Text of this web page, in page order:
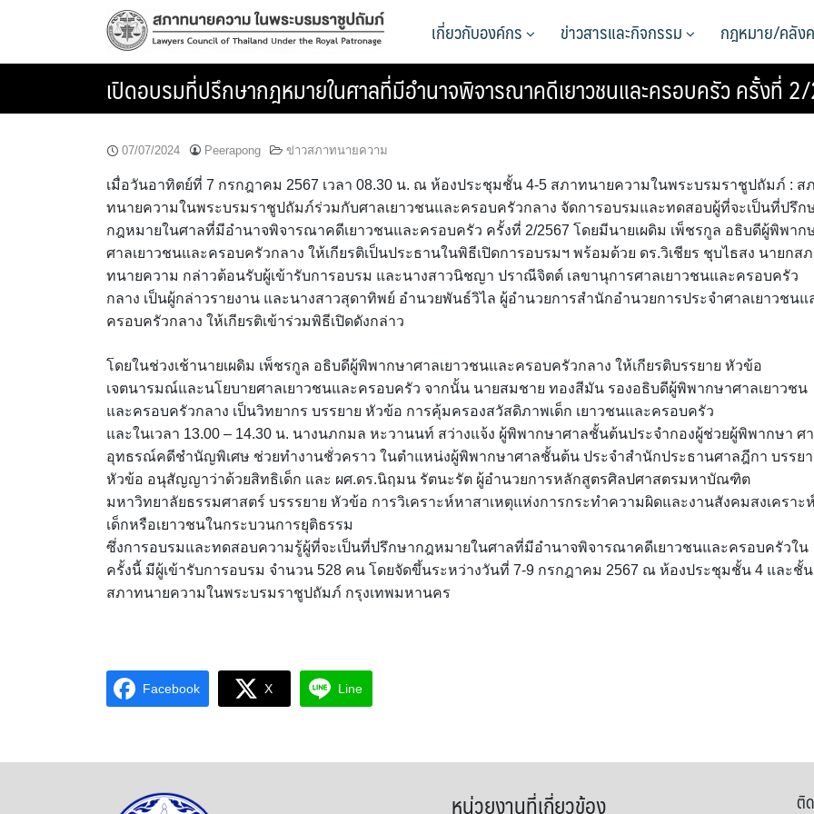
เกี่ยวกับองค์กร ข่าวสารและกิจกรรม กฎหมาย/คลัง
เปิดอบรมที่ปรึกษากฎหมายในศาลที่มีอำนาจพิจารณาคดีเยาวชนและครอบครัว ครั้งที่
07/07/2024 Peerapong ข่าวสภาทนายความ
เมื่อวันอาทิตย์ที่ 7 กรกฎาคม 2567 เวลา 08.30 น. ณ ห้องประชุมชั้น 4-5 สภาทนายความในพระบรมราชูปถัมภ์ : ส
ทนายความในพระบรมราชูปถัมภ์ร่วมกับศาลเยาวชนและครอบครัวกลาง จัดการอบรมและทดสอบผู้ที่จะเป็นที่ปรึก
กฎหมายในศาลที่มีอำนาจพิจารณาคดีเยาวชนและครอบครัว ครั้งที่ 2/2567 โดยมีนายเผดิม เพ็ชรกูล อธิบดีผู้พิพาก
ศาลเยาวชนและครอบครัวกลาง ให้เกียรติเป็นประธานในพิธีเปิดการอบรมฯ พร้อมด้วย ดร.วิเชียร ชุบไธสง นายกส
ทนายความ กล่าวต้อนรับผู้เข้ารับการอบรม และนางสาวนิชญา ปราณีจิตต์ เลขานุการศาลเยาวชนและครอบครัว
กลาง เป็นผู้กล่าวรายงาน และนางสาวสุดาทิพย์ อำนวยพันธ์วิไล ผู้อำนวยการสำนักอำนวยการประจำศาลเยาวชนแ
ครอบครัวกลาง ให้เกียรติเข้าร่วมพิธีเปิดดังกล่าว
โดยในช่วงเช้านายเผดิม เพ็ชรกูล อธิบดีผู้พิพากษาศาลเยาวชนและครอบครัวกลาง ให้เกียรติบรรยาย หัวข้อ
เจตนารมณ์และนโยบายศาลเยาวชนและครอบครัว จากนั้น นายสมชาย ทองสีมัน รองอธิบดีผู้พิพากษาศาลเยาวชน
และครอบครัวกลาง เป็นวิทยากร บรรยาย หัวข้อ การคุ้มครองสวัสดิภาพเด็ก เยาวชนและครอบครัว
และในเวลา 13.00 – 14.30 น. นางนภกมล หะวานนท์ สว่างแจ้ง ผู้พิพากษาศาลชั้นต้นประจำกองผู้ช่วยผู้พิพากษา ศ
อุทธรณ์คดีชำนัญพิเศษ ช่วยทำงานชั่วคราว ในตำแหน่งผู้พิพากษาศาลชั้นต้น ประจำสำนักประธานศาลฎีกา บรรยา
หัวข้อ อนุสัญญาว่าด้วยสิทธิเด็ก และ ผศ.ดร.นิฤมน รัตนะรัต ผู้อำนวยการหลักสูตรศิลปศาสตรมหาบัณฑิต
มหาวิทยาลัยธรรมศาสตร์ บรรรยาย หัวข้อ การวิเคราะห์หาสาเหตุแห่งการกระทำความผิดและงานสังคมสงเคราะห์
เด็กหรือเยาวชนในกระบวนการยุติธรรม
ซึ่งการอบรมและทดสอบความรู้ผู้ที่จะเป็นที่ปรึกษากฎหมายในศาลที่มีอำนาจพิจารณาคดีเยาวชนและครอบครัวใน
ครั้งนี้ มีผู้เข้ารับการอบรม จำนวน 528 คน โดยจัดขึ้นระหว่างวันที่ 7-9 กรกฎาคม 2567 ณ ห้องประชุมชั้น 4 และชั้
สภาทนายความในพระบรมราชูปถัมภ์ กรุงเทพมหานคร
Facebook X Line
หน่วยงานที่เกี่ยวข้อง ติ